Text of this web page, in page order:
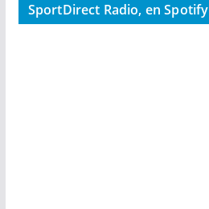
SportDirect Radio, en Spotify